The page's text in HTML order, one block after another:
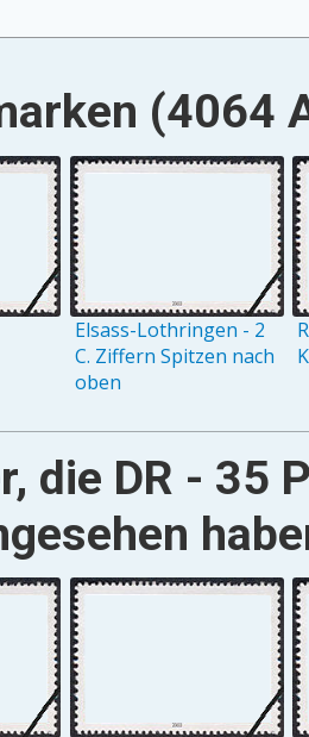
(4064
Elsass-Lothringen - 2
C. Ziffern Spitzen nach
oben
die DR - 35